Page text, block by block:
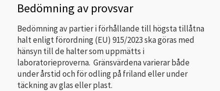
Bedömning av provsvar
Bedömning av partier i förhållande till högsta tillåtna
halt enligt förordning (EU) 915/2023 ska göras med
hänsyn till de halter som uppmätts i
laboratorieproverna. Gränsvärdena varierar både
under årstid och för odling på friland eller under
täckning av glas eller plast.